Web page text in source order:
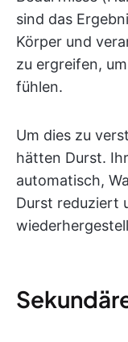
sind das
Körper und
zu ergreifen,
fühlen.
Um dies zu
hätten Durst.
automatisch,
Durst reduziert